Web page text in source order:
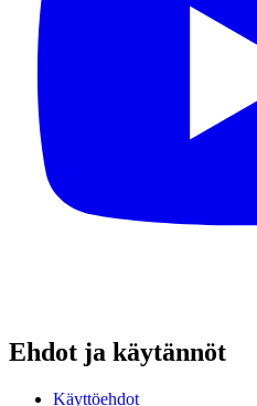
Ehdot ja käytännöt
Käyttöehdot